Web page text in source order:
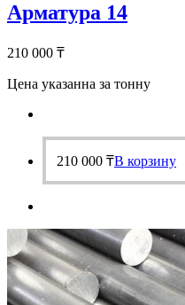
Арматура 14
210 000 ₸
Цена указанна за тонну
210 000 ₸В корзину